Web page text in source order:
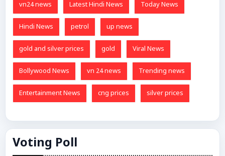
vn24 news Latest Hindi News Today News
Hindi News petrol up news
gold and silver prices gold Viral News
Bollywood News vn 24 news Trending news
Entertainment News cng prices silver prices
Voting Poll